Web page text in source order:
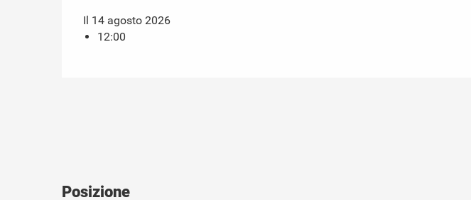
Il 14 agosto 2026
12:00
Posizione